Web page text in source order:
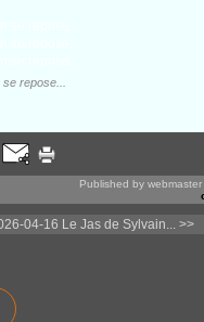
repose...
Published by webmaster
04-16 Le Jas de Sylvain... >>